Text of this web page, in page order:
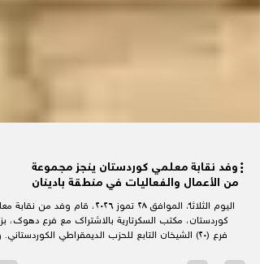
وفد نقابة معلمي كوردستان ينجز مجموعة